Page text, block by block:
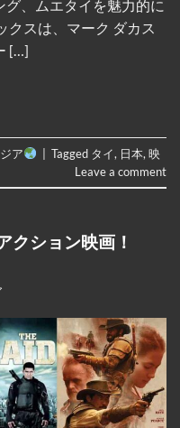
、ムエタイを魅力的に
クスは、マーク ダカス
[…]
ア | Tagged タイ, 日本, 映
Leave a comment
クション映画！